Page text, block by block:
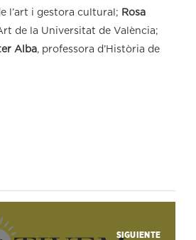
l’art i gestora cultural; Rosa
de la Universitat de València;
Alba, professora d’Història de
SIGUIENTE